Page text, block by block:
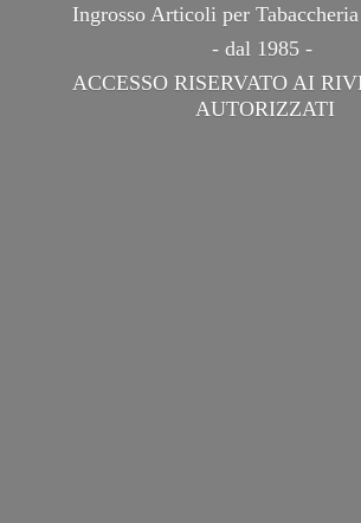
Ingrosso Articoli per
- dal 1985 -
ACCESSO RISERVATO AI
AUTORIZZATI